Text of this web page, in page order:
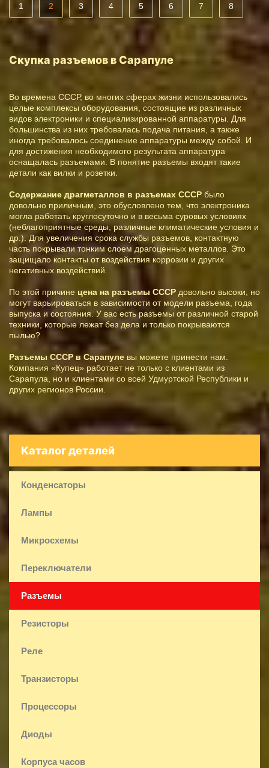
1 2 3 4 5 6 7 8
Скупка разъемов в Сарапуле
Во времена СССР, во многих сферах жизни использовались
целые комплексы оборудования, состоящие из различных
видов электроники и специализированной аппаратуры. Для
большинства из них требовалась подача питания, а также
иногда требовалось соединение аппаратуры между собой. И
для достижения необходимого результата аппаратура
оснащалась разъемами. В понятие разъемы входят такие
детали как вилки и розетки.
Содержание драгметаллов в разъемах СССР было
довольно приличным, это обусловлено тем, что электроника
могла работать круглосуточно и в весьма суровых условиях
(неблагоприятные среды, различные климатические условия и
др.). Для увеличения срока службы разъемов, контактную
часть покрывали тонким слоем драгоценных металлов. Это
защищало контакты от воздействия коррозии и других
негативных воздействий.
По этой причине цена на разъемы СССР довольно высоки, но
могут варьироваться в зависимости от модели разъема, года
выпуска и состояния. У вас есть разъемы от различной старой
техники, которые лежат без дела и только покрываются
пылью?
Разъемы СССР в Сарапуле вы можете принести нам.
Компания «Купец» работает не только с клиентами из
Сарапула, но и клиентами со всей Удмуртской Республики и
других регионов России.
Каталог деталей
Конденсаторы
Лампы
Микросхемы
Переключатели
Разъемы
Резисторы
Реле
Транзисторы
Процессоры
Диоды
Корпуса часов